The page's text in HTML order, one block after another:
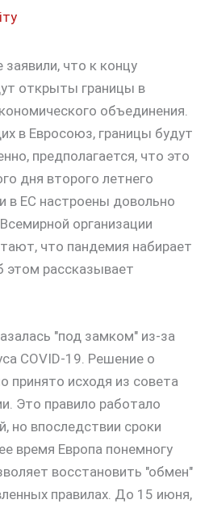
что к концу
открыты границы в
объединения.
в Евросоюз, границы будут
предполагается, что это
дня второго летнего
в ЕС настроены довольно
организации
что пандемия набирает
рассказывает
"под замком" из-за
COVID-19. Решение о
принято исходя из совета
Это правило работало
но впоследствии сроки
время Европа понемногу
восстановить "обмен"
правилах. До 15 июня,